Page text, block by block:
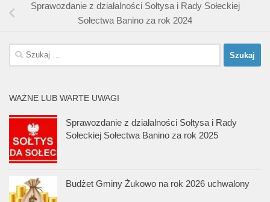
Sprawozdanie z działalności Sołtysa i Rady Sołeckiej
Sołectwa Banino za rok 2024
Szukaj:
WAŻNE LUB WARTE UWAGI
Sprawozdanie z działalności Sołtysa i Rady
Sołeckiej Sołectwa Banino za rok 2025
Budżet Gminy Żukowo na rok 2026 uchwalony